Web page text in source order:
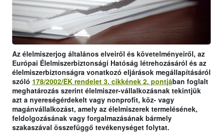
Az élelmiszerjog általános elveiről és követelményeiről, az
Európai Élelmiszerbiztonsági Hatóság létrehozásáról és az
élelmiszerbiztonságra vonatkozó eljárások megállapításáról
szóló 178/2002/EK rendelet 3. cikkének 2. pontjában foglalt
meghatározás szerint élelmiszer-vállalkozásnak tekintjük
azt a nyereségérdekelt vagy nonprofit, köz- vagy
magánvállalkozást, amely az élelmiszerek termelésének,
feldolgozásának vagy forgalmazásának bármely
szakaszával összefüggő tevékenységet folytat.